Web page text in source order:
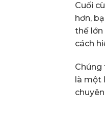
Cuối
hơn,
thế
cách
Chúng
là một